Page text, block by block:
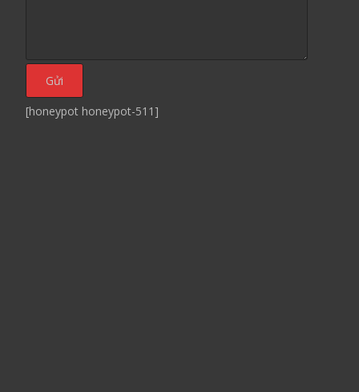
[honeypot honeypot-511]